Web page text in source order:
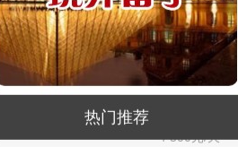
热门推荐
￥500元/天
俄罗斯-瓷砖工
￥500元/天
俄罗斯-钢筋工